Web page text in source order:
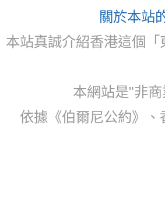
關於本站
本站真誠介紹香港這個
本網站是"非
依據《伯爾尼公約》